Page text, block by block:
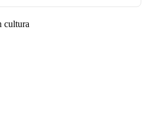
cultura